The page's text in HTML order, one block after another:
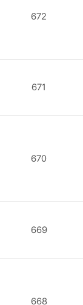
672
671
670
669
668